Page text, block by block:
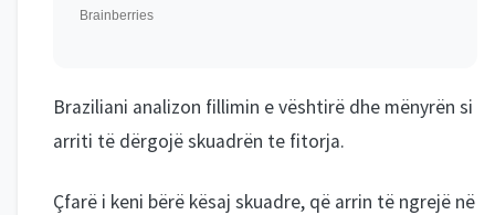
Braziliani analizon fillimin e vështirë dhe mënyrën si
arriti të dërgojë skuadrën te fitorja.
Çfarë i keni bërë kësaj skuadre, që arrin të ngrejë në